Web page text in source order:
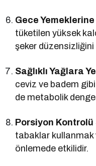
Gece
tüketilen yüksek
şeker düzensizliğini
Sağlıklı Yağlara
ceviz ve badem
de metabolik
Porsiyon Kontrolü
tabaklar kullanmak
önlemede etkilidir.